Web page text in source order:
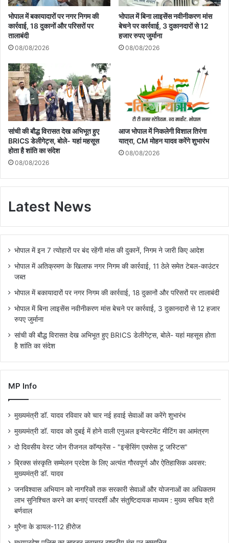
भोपाल में बकायादारों पर नगर निगम की
कार्रवाई, 18 दुकानों और परिसरों पर
तालाबंदी
08/08/2026
भोपाल में बिना लाइसेंस नवीनीकरण मांस
बेचने पर कार्रवाई, 3 दुकानदारों से 12
हजार रुपए जुर्माना
08/08/2026
सांची की बौद्ध विरासत देख अभिभूत हुए
BRICS डेलीगेट्स, बोले- यहां महसूस
होता है शांति का संदेश
08/08/2026
आज भोपाल में निकलेगी विशाल तिरंगा
यात्रा, CM मोहन यादव करेंगे शुभारंभ
08/08/2026
Latest News
भोपाल में इन 7 त्योहारों पर बंद रहेंगी मांस की दुकानें, निगम ने जारी किए आदेश
भोपाल में अतिक्रमण के खिलाफ नगर निगम की कार्रवाई, 11 ठेले समेत टेबल-काउंटर
जब्त
भोपाल में बकायादारों पर नगर निगम की कार्रवाई, 18 दुकानों और परिसरों पर तालाबंदी
भोपाल में बिना लाइसेंस नवीनीकरण मांस बेचने पर कार्रवाई, 3 दुकानदारों से 12 हजार
रुपए जुर्माना
सांची की बौद्ध विरासत देख अभिभूत हुए BRICS डेलीगेट्स, बोले- यहां महसूस होता
है शांति का संदेश
MP Info
मुख्यमंत्री डॉ. यादव रविवार को चार नई हवाई सेवाओं का करेंगे शुभारंभ
मुख्यमंत्री डॉ. यादव को दुबई में होने वाली एनुअल इन्वेस्टमेंट मीटिंग का आमंत्रण
दो दिवसीय वेस्ट जोन रीजनल कॉन्फ्रेंस - "इन्हेंसिंग एक्सेस टू जस्टिस"
ब्रिक्स संस्कृति सम्मेलन प्रदेश के लिए अत्यंत गौरवपूर्ण और ऐतिहासिक अवसर:
मुख्यमंत्री डॉ. यादव
जनविश्वास अभियान को नागरिकों तक सरकारी सेवाओं और योजनाओं का अधिकतम
लाभ सुनिश्चित करने का बनाएं पारदर्शी और संतुष्टिदायक माध्यम : मुख्य सचिव श्री
बर्णवाल
मुरैना के डायल-112 हीरोज